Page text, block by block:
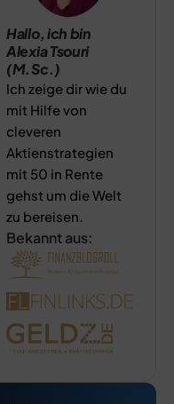
Hallo, ich bin
Alexia Tsouri
(M.Sc.)
Ich zeige dir wie du
mit Hilfe von
cleveren
Aktienstrategien
mit 50 in Rente
gehst um die Welt
zu bereisen.
Bekannt aus: